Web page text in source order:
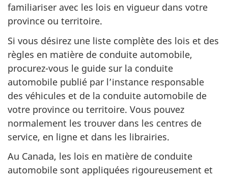
familiariser avec les lois en vigueur dans votre
province ou territoire.
Si vous désirez une liste complète des lois et des
règles en matière de conduite automobile,
procurez-vous le guide sur la conduite
automobile publié par l’instance responsable
des véhicules et de la conduite automobile de
votre province ou territoire. Vous pouvez
normalement les trouver dans les centres de
service, en ligne et dans les librairies.
Au Canada, les lois en matière de conduite
automobile sont appliquées rigoureusement et